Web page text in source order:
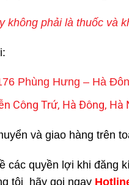
không phải là thuốc và
Phùng Hưng – Hà
Công Trứ, Hà Đông, Hà
và giao hàng trên
các quyền lợi khi đăng
tôi hãy gọi ngay H